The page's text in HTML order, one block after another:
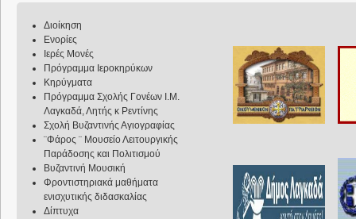
Διοίκηση
Ενορίες
Ιερές Μονές
Πρόγραμμα Ιεροκηρύκων
Κηρύγματα
Πρόγραμμα Σχολής Γονέων Ι.Μ.
Λαγκαδά, Λητής κ Ρεντίνης
Σχολή Βυζαντινής Αγιογραφίας
¨Φάρος ¨ Μουσείο Λειτουργικής
Παράδοσης και Πολιτισμού
Βυζαντινή Μουσική
Φροντιστηριακά μαθήματα
ενισχυτικής διδασκαλίας
Δίπτυχα